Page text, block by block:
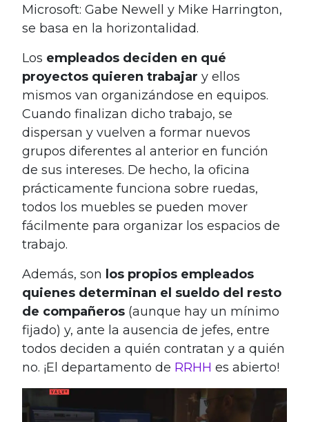
Microsoft: Gabe Newell y Mike Harrington,
se basa en la horizontalidad.
Los empleados deciden en qué
proyectos quieren trabajar y ellos
mismos van organizándose en equipos.
Cuando finalizan dicho trabajo, se
dispersan y vuelven a formar nuevos
grupos diferentes al anterior en función
de sus intereses. De hecho, la oficina
prácticamente funciona sobre ruedas,
todos los muebles se pueden mover
fácilmente para organizar los espacios de
trabajo.
Además, son los propios empleados
quienes determinan el sueldo del resto
de compañeros (aunque hay un mínimo
fijado) y, ante la ausencia de jefes, entre
todos deciden a quién contratan y a quién
no. ¡El departamento de RRHH es abierto!